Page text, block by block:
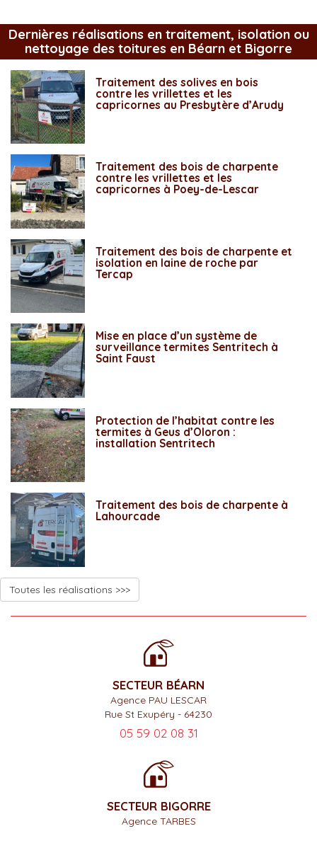
Dernières réalisations en traitement, isolation ou
nettoyage des toitures en Béarn et Bigorre
Traitement des solives en bois
contre les vrillettes et les
capricornes au Presbytère d’Arudy
Traitement des bois de charpente
contre les vrillettes et les
capricornes à Poey-de-Lescar
Traitement des bois de charpente et
isolation en laine de roche par
Tercap
Mise en place d’un système de
surveillance termites Sentritech à
Saint Faust
Protection de l’habitat contre les
termites à Geus d’Oloron :
installation Sentritech
Traitement des bois de charpente à
Lahourcade
Toutes les réalisations >>>
SECTEUR BÉARN
Agence PAU LESCAR
Rue St Exupéry - 64230
05 59 02 08 31
SECTEUR BIGORRE
Agence TARBES